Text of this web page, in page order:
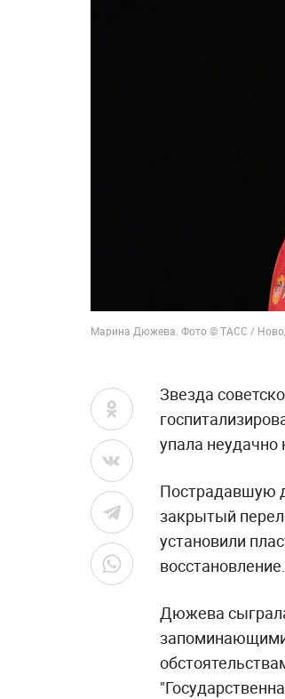
Марина Дюжева. Фото © ТАСС /
Звезда
упала неудачно
Пострадавшую
закрытый
установили
восстановление.
Дюжева